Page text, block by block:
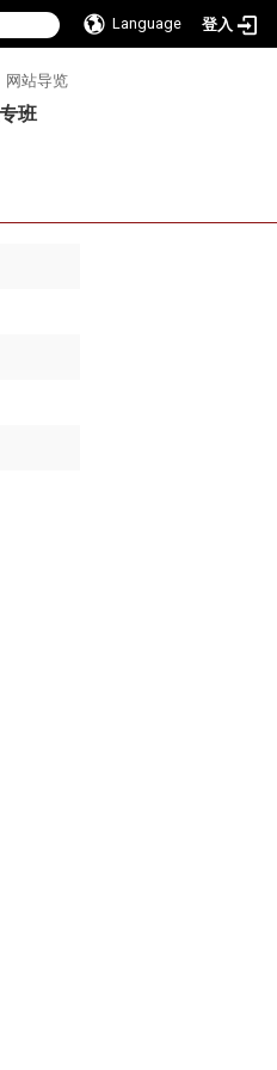
Language 登入
网站导览
班